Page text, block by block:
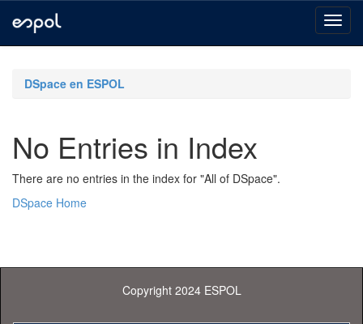
navigationDSpace en ESPOL
No Entries in Index
There are no entries in the index for "All of DSpace".
DSpace Home
Copyright 2024 ESPOL